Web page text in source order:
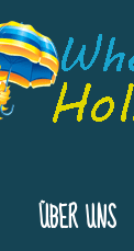
ÜBER UNS